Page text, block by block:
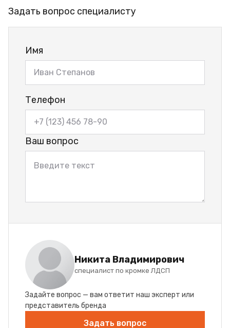
Задать вопрос специалисту
Имя
Телефон
Ваш вопрос
Никита Владимирович
специалист по кромке ЛДСП
Задайте вопрос — вам ответит наш эксперт или
представитель бренда
Задать вопрос